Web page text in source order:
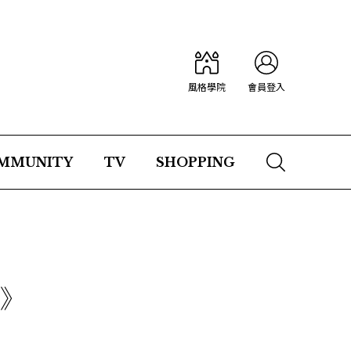
風格學院 會員登入
TV SHOPPING